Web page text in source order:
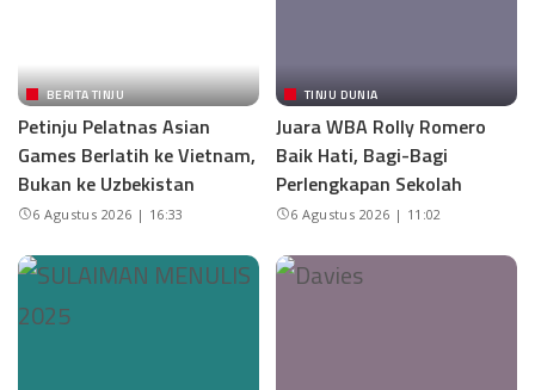
BERITA TINJU
Petinju Pelatnas Asian
Games Berlatih ke Vietnam,
Bukan ke Uzbekistan
6 Agustus 2026 | 16:33
TINJU DUNIA
Juara WBA Rolly Romero
Baik Hati, Bagi-Bagi
Perlengkapan Sekolah
6 Agustus 2026 | 11:02